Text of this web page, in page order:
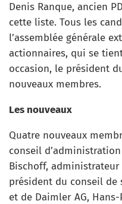
Denis Ranque, ancien
cette liste. Tous les
l’assemblée générale
actionnaires, qui se
occasion, le président
nouveaux membres.
Les nouveaux
Quatre nouveaux
conseil d’administration
Bischoff,
président du conseil de
et de Daimler AG,